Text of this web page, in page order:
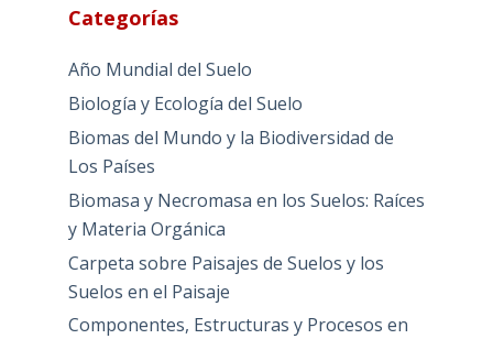
Categorías
Año Mundial del Suelo
Biología y Ecología del Suelo
Biomas del Mundo y la Biodiversidad de
Los Países
Biomasa y Necromasa en los Suelos: Raíces
y Materia Orgánica
Carpeta sobre Paisajes de Suelos y los
Suelos en el Paisaje
Componentes, Estructuras y Procesos en